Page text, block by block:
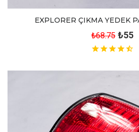
EXPLORER ÇIKMA YEDEK
₺68.75 ₺55